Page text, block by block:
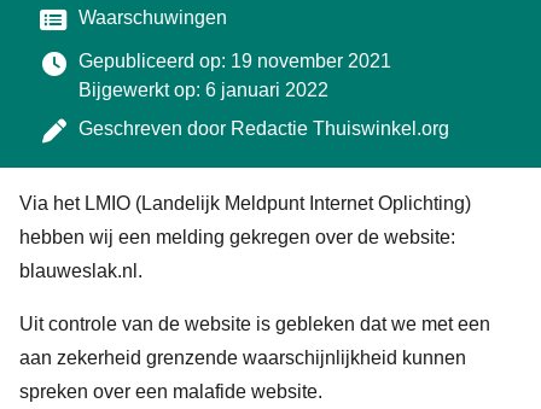
Categorie
Waarschuwingen
Gepubliceerd op: 19 november 2021
Bijgewerkt op: 6 januari 2022
Geschreven door Redactie Thuiswinkel.org
Via het LMIO (Landelijk Meldpunt Internet Oplichting)
hebben wij een melding gekregen over de website:
blauweslak.nl.
Uit controle van de website is gebleken dat we met een
aan zekerheid grenzende waarschijnlijkheid kunnen
spreken over een malafide website.